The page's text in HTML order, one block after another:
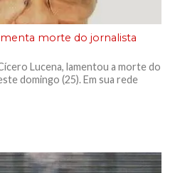
morte do jornalista
Lucena, lamentou a morte do
domingo (25). Em sua rede